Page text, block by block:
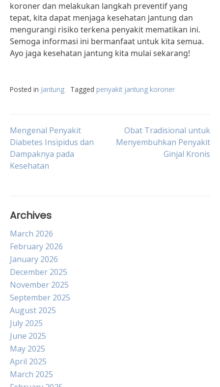
koroner dan melakukan langkah preventif yang
tepat, kita dapat menjaga kesehatan jantung dan
mengurangi risiko terkena penyakit mematikan ini.
Semoga informasi ini bermanfaat untuk kita semua.
Ayo jaga kesehatan jantung kita mulai sekarang!
Posted in Jantung Tagged penyakit jantung koroner
Post
navigation
Mengenal Penyakit
Diabetes Insipidus dan
Dampaknya pada
Kesehatan
Obat Tradisional untuk
Menyembuhkan Penyakit
Ginjal Kronis
Archives
March 2026
February 2026
January 2026
December 2025
November 2025
September 2025
August 2025
July 2025
June 2025
May 2025
April 2025
March 2025